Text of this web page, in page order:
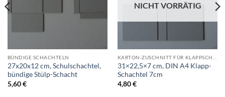
BÜNDIGE SCHACHTELN
27x20x12 cm, Schulschachtel,
bündige Stülp-Schacht
5,60€
NICHT VORRÄTIG
KARTON-ZUSCHNITT FÜR KLAPPSCHACHTELN
31×22,5×7 cm, DIN A4 Klapp-
Schachtel 7cm
4,80€